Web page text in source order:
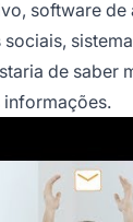
software de
de saber